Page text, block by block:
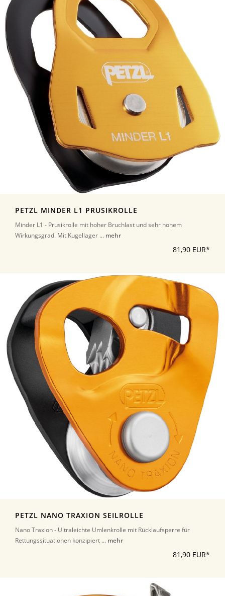
PETZL MINDER L1 PRUSIKROLLE
Minder L1 - Prusikrolle mit hoher Bruchlast und sehr hohem
Wirkungsgrad. Mit Kugellager ... mehr
81,90 EUR*
PETZL NANO TRAXION SEILROLLE
Nano Traxion - Ultraleichte Umlenkrolle mit Rücklaufsperre für
Rettungssituationen konzipiert ... mehr
81,90 EUR*